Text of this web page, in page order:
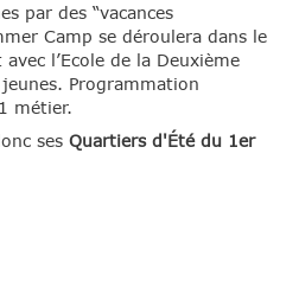
par des “vacances
Camp se déroulera dans le
l’Ecole de la Deuxième
Programmation
métier.
ses Quartiers d'Été du 1er